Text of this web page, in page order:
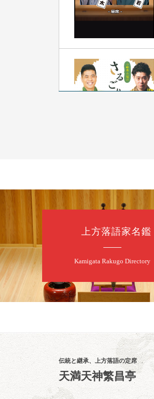
上方落語家名鑑
Kamigata Rakugo Directory
伝統と継承、上方落語の定席
天満天神繁昌亭